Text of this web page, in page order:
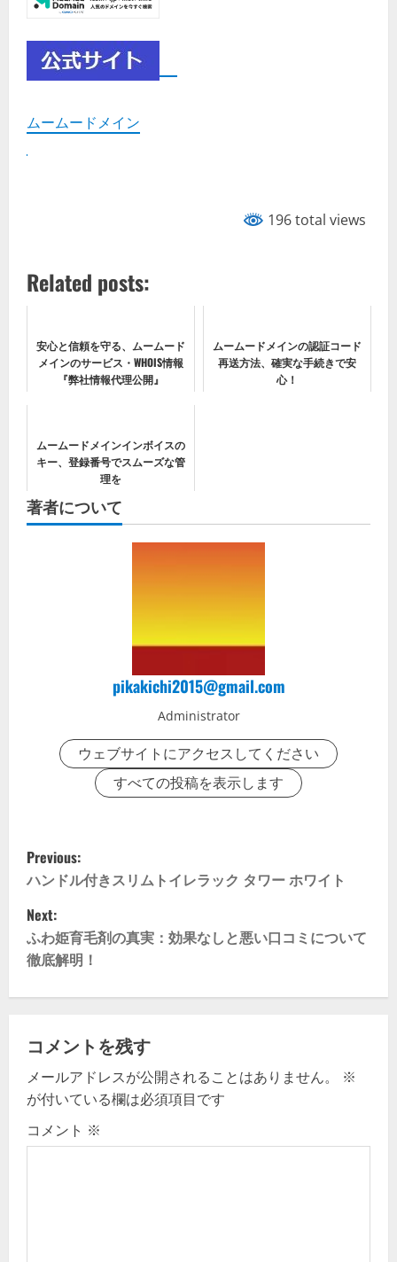
ムームードメイン
196 total views
Related posts:
安心と信頼を守る、ムームード
メインのサービス・WHOIS情報
『弊社情報代理公開』
ムームードメインの認証コード
再送方法、確実な手続きで安
心！
ムームードメインインボイスの
キー、登録番号でスムーズな管
理を
著者について
pikakichi2015@gmail.com
Administrator
ウェブサイトにアクセスしてください
すべての投稿を表示します
P
o
s
t
n
a
v
i
g
Previous:
ハンドル付きスリムトイレラック タワー ホワイト
Next:
ふわ姫育毛剤の真実：効果なしと悪い口コミについて
徹底解明！
コメントを残す
メールアドレスが公開されることはありません。
※
が付いている欄は必須項目です
コメント ※